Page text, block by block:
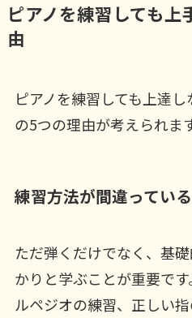
ピアノを練習しても
由
ピアノを練習しても上達
の5つの理由が考えられます
練習方法が間違っている
ただ弾くだけでなく、基
かりと学ぶことが重要で
ルペジオの練習、正しい